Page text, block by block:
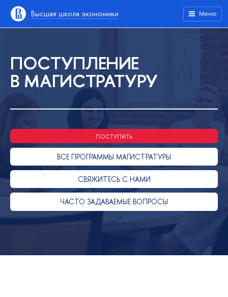
ысшая школа экономики Меню
ПОСТУПЛЕНИЕ
МАГИСТРАТУРУ
ПОСТУПИТЬ
СЕ ПРОГРАММЫ МАГИСТРАТУРЫ
СВЯЖИТЕСЬ С НАМИ
ЧАСТО ЗАДАВАЕМЫЕ ВОПРОСЫ